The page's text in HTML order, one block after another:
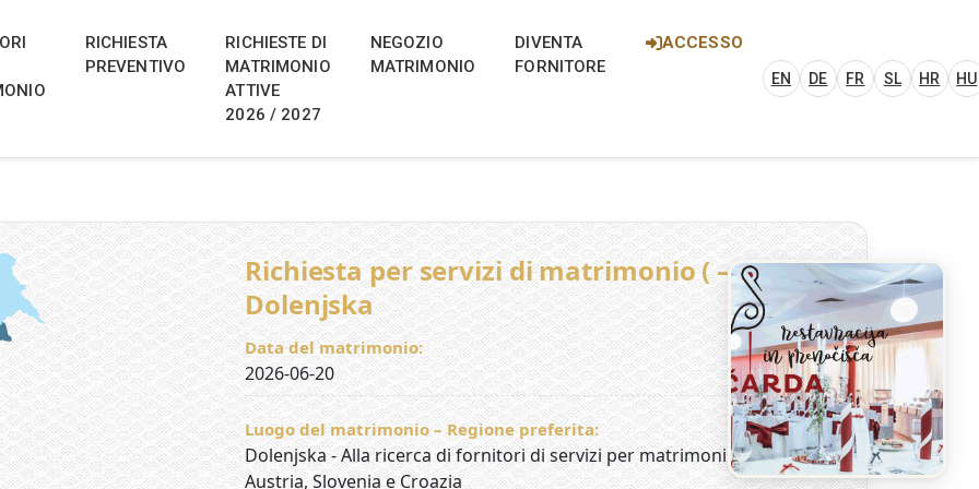
di matrimoni locali e destination wedding in Slovenia, Austria, Italia, Croazia e Ungheria. Scopri
forum dedicato al matrimonio. 2026–2028
RICHIESTA
PREVENTIVO
RICHIESTE DI
MATRIMONIO
ATTIVE
2026 / 2027
NEGOZIO
MATRIMONIO
DIVENTA
FORNITORE
ACCESSO
EN DE FR SL HR HU
Richiesta per servizi di matrimonio ( –
Dolenjska
Data del matrimonio:
2026-06-20
Luogo del matrimonio – Regione preferita:
Dolenjska - Alla ricerca di fornitori di servizi per matrimoni in Italia,
Austria, Slovenia e Croazia